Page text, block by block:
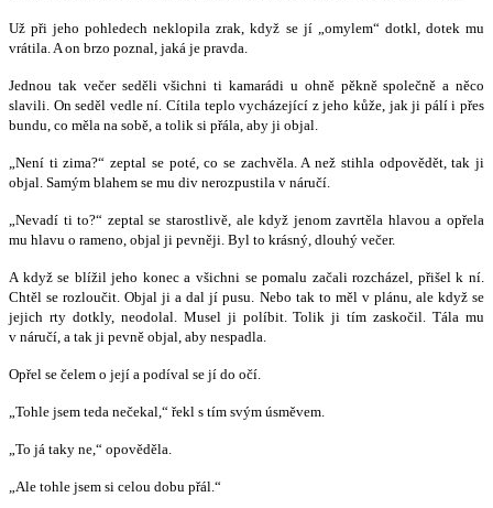
Už při jeho pohledech neklopila zrak, když se jí „omylem“ dotkl, dotek mu
vrátila. A on brzo poznal, jaká je pravda.
Jednou tak večer seděli všichni ti kamarádi u ohně pěkně společně a něco
slavili. On seděl vedle ní. Cítila teplo vycházející z jeho kůže, jak ji pálí i přes
bundu, co měla na sobě, a tolik si přála, aby ji objal.
„Není ti zima?“ zeptal se poté, co se zachvěla. A než stihla odpovědět, tak ji
objal. Samým blahem se mu div nerozpustila v náručí.
„Nevadí ti to?“ zeptal se starostlivě, ale když jenom zavrtěla hlavou a opřela
mu hlavu o rameno, objal ji pevněji. Byl to krásný, dlouhý večer.
A když se blížil jeho konec a všichni se pomalu začali rozcházel, přišel k ní.
Chtěl se rozloučit. Objal ji a dal jí pusu. Nebo tak to měl v plánu, ale když se
jejich rty dotkly, neodolal. Musel ji políbit. Tolik ji tím zaskočil. Tála mu
v náručí, a tak ji pevně objal, aby nespadla.
Opřel se čelem o její a podíval se jí do očí.
„Tohle jsem teda nečekal,“ řekl s tím svým úsměvem.
„To já taky ne,“ opověděla.
„Ale tohle jsem si celou dobu přál.“